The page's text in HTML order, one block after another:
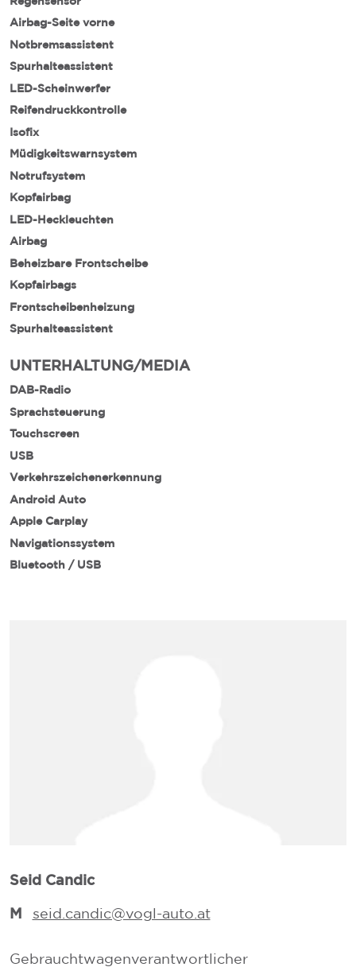
Airbag-Seite vorne
Notbremsassistent
Spurhalteassistent
LED-Scheinwerfer
Reifendruckkontrolle
Isofix
Müdigkeitswarnsystem
Notrufsystem
Kopfairbag
LED-Heckleuchten
Airbag
Beheizbare Frontscheibe
Kopfairbags
Frontscheibenheizung
Spurhalteassistent
UNTERHALTUNG/MEDIA
DAB-Radio
Sprachsteuerung
Touchscreen
USB
Verkehrszeichenerkennung
Android Auto
Apple Carplay
Navigationssystem
Bluetooth / USB
Seid Candic
M seid.candic@vogl-auto.at
Gebrauchtwagenverantwortlicher